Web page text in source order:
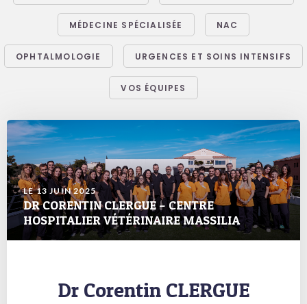
MÉDECINE SPÉCIALISÉE NAC
OPHTALMOLOGIE URGENCES ET SOINS INTENSIFS
VOS ÉQUIPES
LE 13 JUIN 2025
DR CORENTIN CLERGUE – CENTRE
HOSPITALIER VÉTÉRINAIRE MASSILIA
Dr Corentin CLERGUE